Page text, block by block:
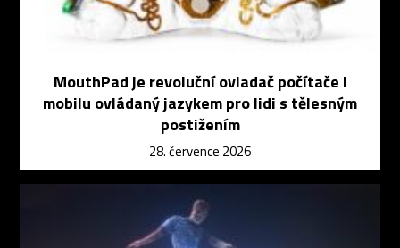
MouthPad je revoluční ovladač počítače i
mobilu ovládaný jazykem pro lidi s tělesným
postižením
28. července 2026